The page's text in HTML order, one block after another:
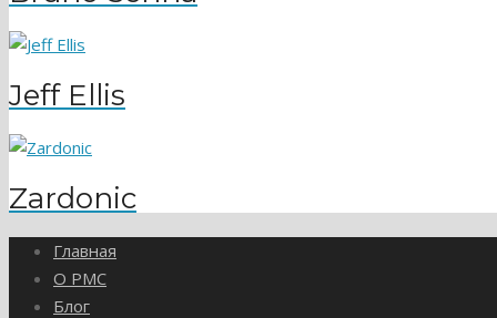
Jeff Ellis
Zardonic
Главная
О PMC
Блог